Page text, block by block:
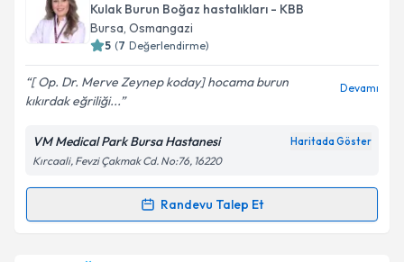
E-posta Adresiniz
Kişisel verilerimin işlenmesine ilişkin
kapsamda işlenmesini kabul ediyorum.
Takvim Talebini Gönder
Kulak Burun Boğaz hastalıkları - KBB
Bursa, Osmangazi
5 (7 Değerlendirme)
[ Op. Dr. Merve Zeynep koday] hocama burun
kıkırdak eğriliği...
Devamı
VM Medical Park Bursa Hastanesi Haritada Göster
Kırcaali, Fevzi Çakmak Cd. No:76, 16220
Randevu Talep Et
Randevu Takvimi Talebi